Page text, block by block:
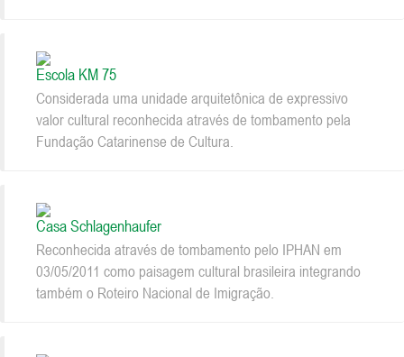
Escola KM 75
Considerada uma unidade arquitetônica de expressivo
valor cultural reconhecida através de tombamento pela
Fundação Catarinense de Cultura.
Casa Schlagenhaufer
Reconhecida através de tombamento pelo IPHAN em
03/05/2011 como paisagem cultural brasileira integrando
também o Roteiro Nacional de Imigração.